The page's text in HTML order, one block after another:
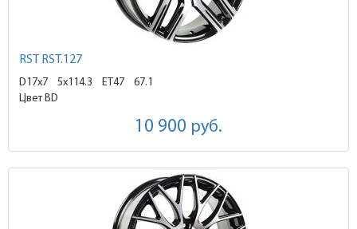
RST RST.127
D17x7 5x114.3 ET47
67.1
Цвет BD
10 900 руб.